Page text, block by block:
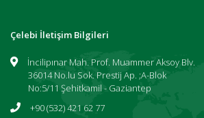
Çelebi İletişim Bilgileri
İncilipınar Mah. Prof. Muammer Aksoy Blv.
36014 No.lu Sok. Prestij Ap. ;A-Blok
No:5/11 Şehitkamil - Gaziantep
+90 (532) 421 62 77